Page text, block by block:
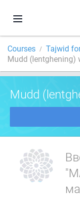
Courses
Tajwid
Mudd (lentghening)
Mudd